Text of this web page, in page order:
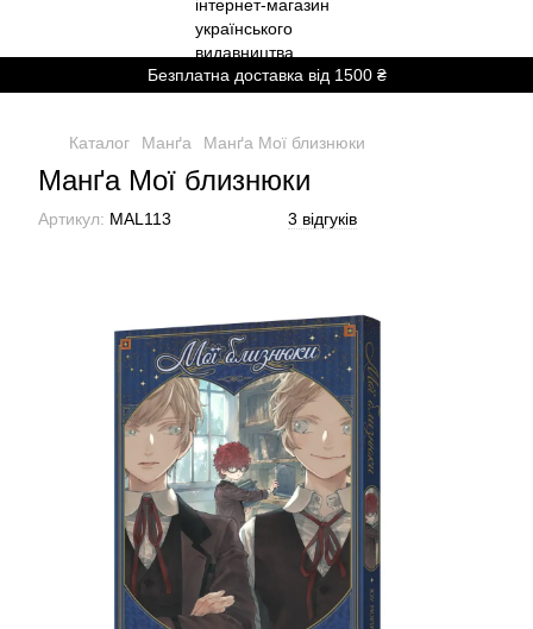
Безплатна доставка від 1500 ₴
Каталог Манґа Манґа Мої близнюки
Манґа Мої близнюки
Артикул: MAL113 3 відгуків